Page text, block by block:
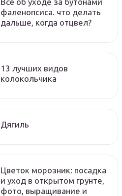
фаленопсиса. что делать
дальше, когда отцвел?
13 лучших видов
колокольчика
Дягиль
Цветок морозник: посадка
и уход в открытом грунте,
фото, выращивание и